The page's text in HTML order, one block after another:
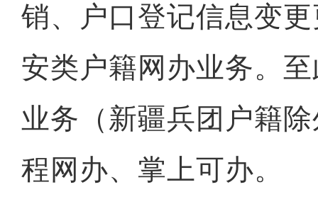
销、户口登记信息变
安类户籍网办业务。
业务（新疆兵团户籍
程网办、掌上可办。